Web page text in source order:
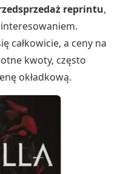
reprintu,
całkowicie, a ceny na
kwoty, często
okładkową.